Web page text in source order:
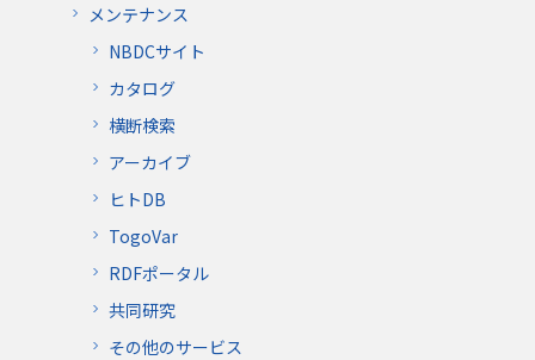
メンテナンス
NBDCサイト
カタログ
横断検索
アーカイブ
ヒトDB
TogoVar
RDFポータル
共同研究
その他のサービス